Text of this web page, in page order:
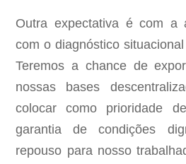
Outra expectativa é com a
com o diagnóstico
Teremos a chance de
nossas bases
colocar como prioridade
garantia de condições
repouso para nosso